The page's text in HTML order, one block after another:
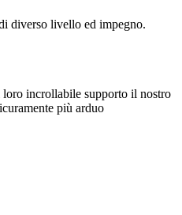
diverso livello ed impegno.
loro incrollabile supporto il nostro
più arduo